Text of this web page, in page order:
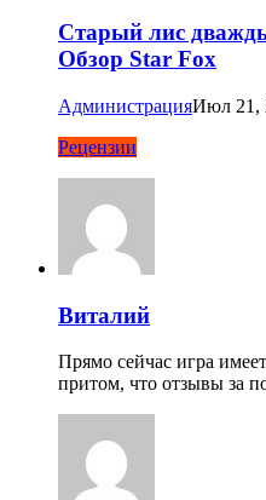
Старый лис
Обзор Star Fox
АдминистрацияИюл 21,
Рецензии
Виталий
Прямо сейчас игра
притом, что отзывы за